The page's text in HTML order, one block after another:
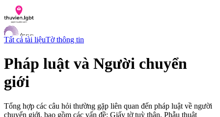
Danh sách tài liệu
Liên lạc
Chỉ số hoà nhập LGBTI
Tất cả tài liệuTờ thông tin
Pháp luật và Người chuyển
giới
Tổng hợp các câu hỏi thường gặp liên quan đến pháp luật về người
chuyển giới, bao gồm các vấn đề: Giấy tờ tuỳ thân, Phẫu thuật